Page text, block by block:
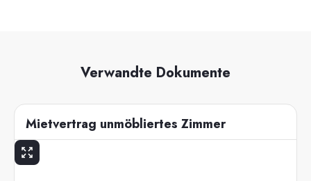
Verwandte Dokumente
Mietvertrag unmöbliertes Zimmer